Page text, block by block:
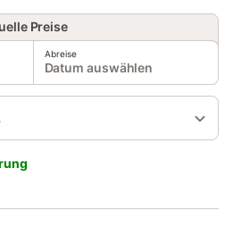
Preise
Abreise
Datum auswählen